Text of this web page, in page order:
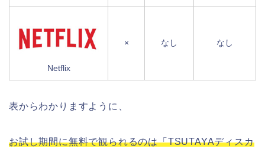
Netflix
× なし なし
表からわかりますように、
お試し期間に無料で観られるのは「TSUTAYAディスカ